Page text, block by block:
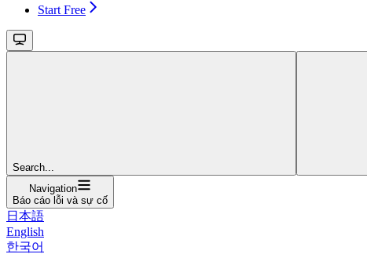
Start Free
Search...
Navigation
Báo cáo lỗi và sự cố
日本語
English
한국어